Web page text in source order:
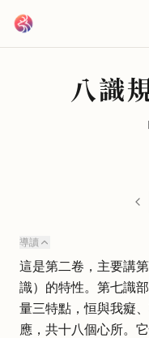
八識
導讀
這是第二卷，主要講
識）的特性。第七識
量三特點，恒與我癡
應，共十八個心所。